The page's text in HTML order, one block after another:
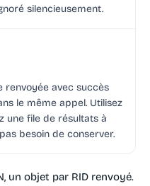
silencieusement.
renvoyée avec succès
le même appel. Utilisez
une file de résultats à
besoin de conserver.
un objet par RID renvoyé.